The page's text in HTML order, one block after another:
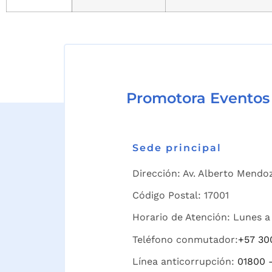
Promotora
Sede principal
Dirección: Av. Alberto
Código Postal: 17001
Horario de Atención: Lunes a
Teléfono conmutador:+57
Línea anticorrupción: 01800